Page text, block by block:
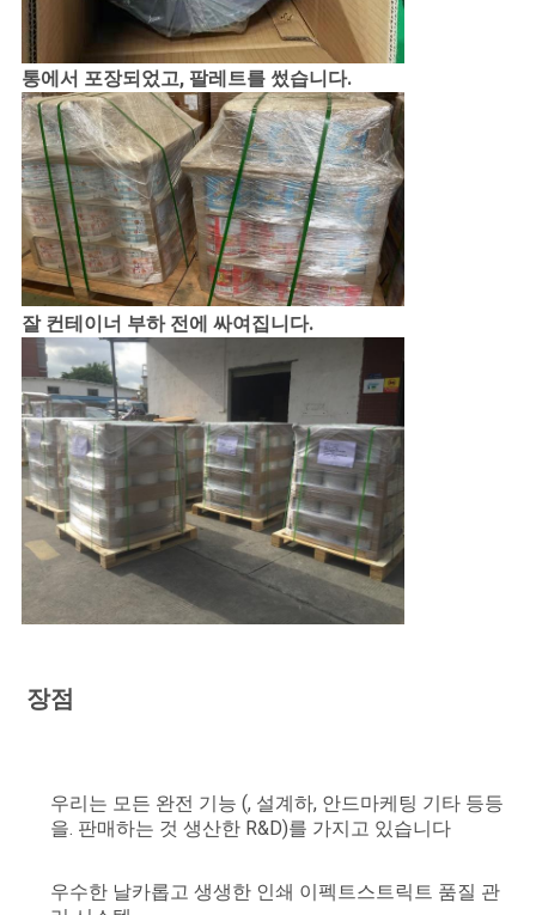
통에서 포장되었고, 팔레트를 썼습니다.
잘 컨테이너 부하 전에 싸여집니다.
장점
우리는 모든 완전 기능 (, 설계하, 안드마케팅 기타 등등
을. 판매하는 것 생산한 R&D)를 가지고 있습니다
우수한 날카롭고 생생한 인쇄 이펙트스트릭트 품질 관